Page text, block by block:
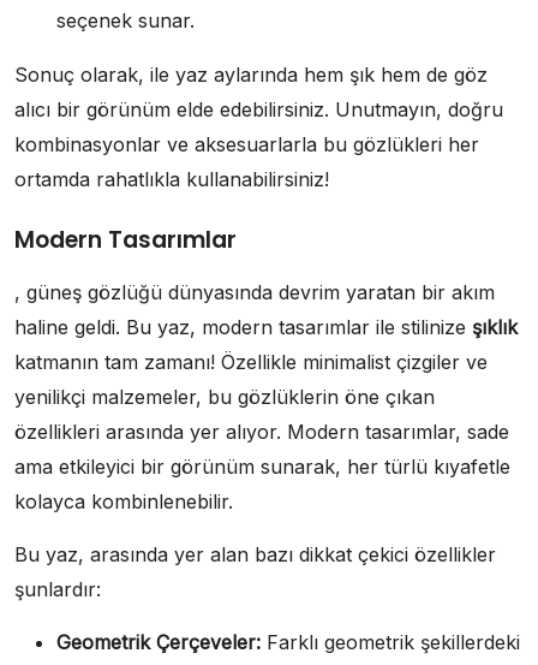
seçenek sunar.
Sonuç olarak, ile yaz aylarında hem şık hem de göz
alıcı bir görünüm elde edebilirsiniz. Unutmayın, doğru
kombinasyonlar ve aksesuarlarla bu gözlükleri her
ortamda rahatlıkla kullanabilirsiniz!
Modern Tasarımlar
, güneş gözlüğü dünyasında devrim yaratan bir akım
haline geldi. Bu yaz, modern tasarımlar ile stilinize şıklık
katmanın tam zamanı! Özellikle minimalist çizgiler ve
yenilikçi malzemeler, bu gözlüklerin öne çıkan
özellikleri arasında yer alıyor. Modern tasarımlar, sade
ama etkileyici bir görünüm sunarak, her türlü kıyafetle
kolayca kombinlenebilir.
Bu yaz, arasında yer alan bazı dikkat çekici özellikler
şunlardır:
Geometrik Çerçeveler: Farklı geometrik şekillerdeki